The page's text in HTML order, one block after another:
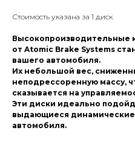
Стоимость указана за 1 диск
Высокопроизводительные
от Atomic Brake Systems
вашего автомобиля.
Их небольшой вес,
неподрессоренную массу,
сказывается на
Эти диски идеально
выдающиеся динамические
автомобиля.